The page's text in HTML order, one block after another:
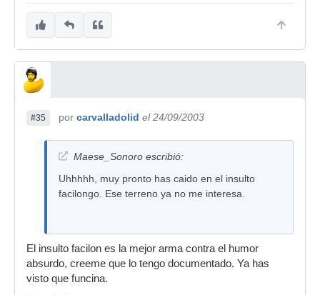
#35 por carvalladolid el 24/09/2003
Maese_Sonoro escribió:
Uhhhhh, muy pronto has caido en el insulto
facilongo. Ese terreno ya no me interesa.
El insulto facilon es la mejor arma contra el humor
absurdo, creeme que lo tengo documentado. Ya has
visto que funcina.